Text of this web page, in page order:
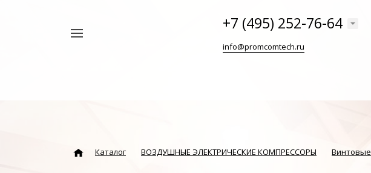
+7 (495) 252-76-64
info@promcomtech.ru
Каталог ВОЗДУШНЫЕ ЭЛЕКТРИЧЕСКИЕ КОМПРЕССОРЫ Винтовые